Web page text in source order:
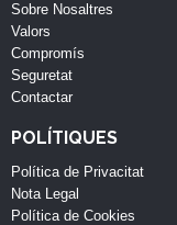
Sobre Nosaltres
Valors
Compromís
Seguretat
Contactar
POLÍTIQUES
Política de Privacitat
Nota Legal
Política de Cookies